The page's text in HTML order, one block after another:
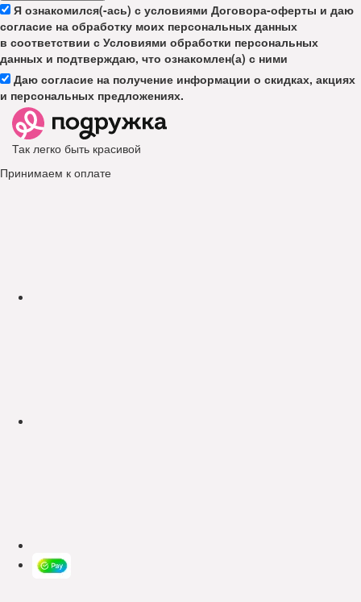
Я ознакомился(-ась) с условиями Договора-оферты и даю
согласие на обработку моих персональных данных
в соответствии с Условиями обработки персональных
данных и подтверждаю, что ознакомлен(а) с ними
Даю согласие на получение информации о скидках, акциях
и персональных предложениях.
Так легко быть красивой
Принимаем к оплате